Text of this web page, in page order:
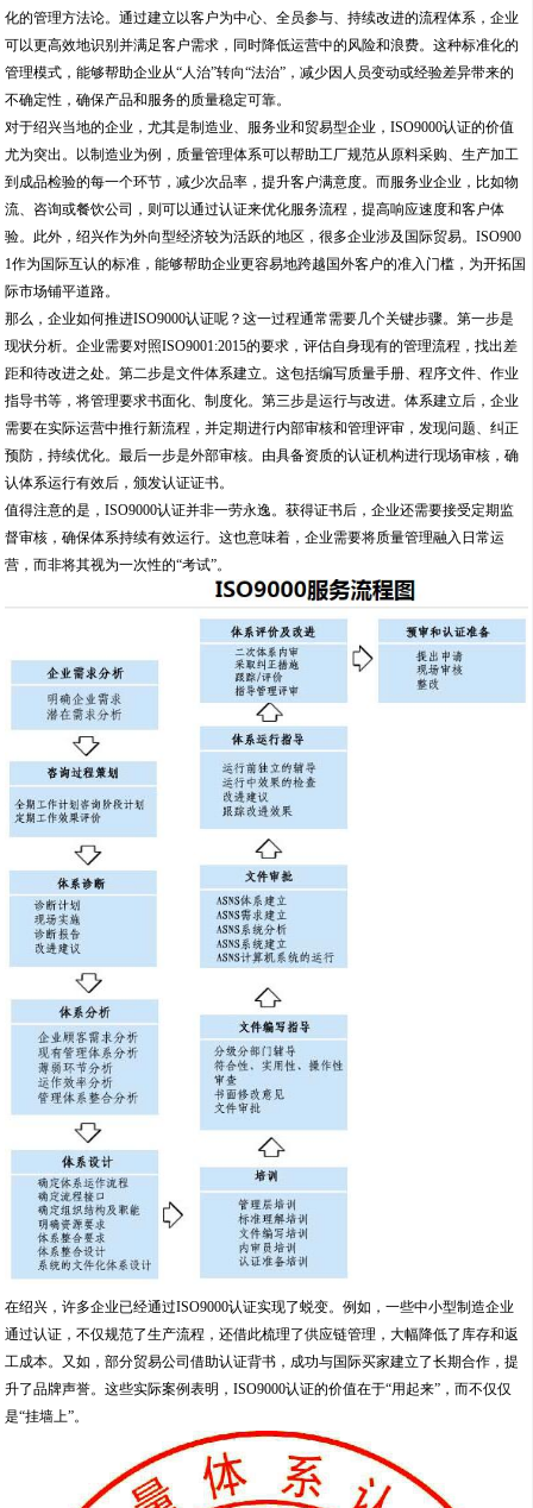
化的管理方法论。通过建立以客户为中心、全员参与、持续改进的流程体系，企业
可以更高效地识别并满足客户需求，同时降低运营中的风险和浪费。这种标准化的
管理模式，能够帮助企业从“人治”转向“法治”，减少因人员变动或经验差异带来的
不确定性，确保产品和服务的质量稳定可靠。
对于绍兴当地的企业，尤其是制造业、服务业和贸易型企业，ISO9000认证的价值
尤为突出。以制造业为例，质量管理体系可以帮助工厂规范从原料采购、生产加工
到成品检验的每一个环节，减少次品率，提升客户满意度。而服务业企业，比如物
流、咨询或餐饮公司，则可以通过认证来优化服务流程，提高响应速度和客户体
验。此外，绍兴作为外向型经济较为活跃的地区，很多企业涉及国际贸易。ISO900
1作为国际互认的标准，能够帮助企业更容易地跨越国外客户的准入门槛，为开拓国
际市场铺平道路。
那么，企业如何推进ISO9000认证呢？这一过程通常需要几个关键步骤。第一步是
现状分析。企业需要对照ISO9001:2015的要求，评估自身现有的管理流程，找出差
距和待改进之处。第二步是文件体系建立。这包括编写质量手册、程序文件、作业
指导书等，将管理要求书面化、制度化。第三步是运行与改进。体系建立后，企业
需要在实际运营中推行新流程，并定期进行内部审核和管理评审，发现问题、纠正
预防，持续优化。最后一步是外部审核。由具备资质的认证机构进行现场审核，确
认体系运行有效后，颁发认证证书。
值得注意的是，ISO9000认证并非一劳永逸。获得证书后，企业还需要接受定期监
督审核，确保体系持续有效运行。这也意味着，企业需要将质量管理融入日常运
营，而非将其视为一次性的“考试”。
在绍兴，许多企业已经通过ISO9000认证实现了蜕变。例如，一些中小型制造企业
通过认证，不仅规范了生产流程，还借此梳理了供应链管理，大幅降低了库存和返
工成本。又如，部分贸易公司借助认证背书，成功与国际买家建立了长期合作，提
升了品牌声誉。这些实际案例表明，ISO9000认证的价值在于“用起来”，而不仅仅
是“挂墙上”。